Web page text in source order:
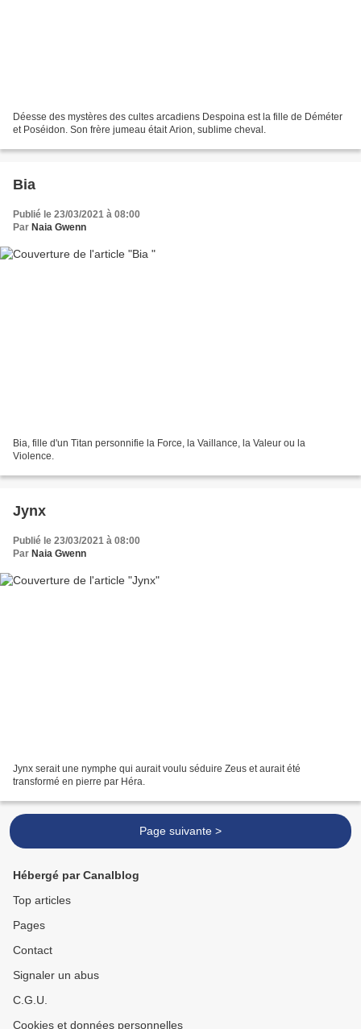
Déesse des mystères des cultes arcadiens Despoina est la fille de Déméter
et Poséidon. Son frère jumeau était Arion, sublime cheval.
Bia
Publié le 23/03/2021 à 08:00
Par Naia Gwenn
Bia, fille d'un Titan personnifie la Force, la Vaillance, la Valeur ou la
Violence.
Jynx
Publié le 23/03/2021 à 08:00
Par Naia Gwenn
Jynx serait une nymphe qui aurait voulu séduire Zeus et aurait été
transformé en pierre par Héra.
Page suivante >
Hébergé par Canalblog
Top articles
Pages
Contact
Signaler un abus
C.G.U.
Cookies et données personnelles